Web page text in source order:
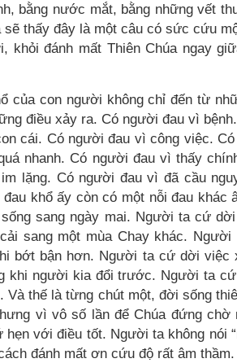
bằng nước mắt, bằng những vết
thấy đây là một câu có sức cứu
khỏi đánh mất Thiên Chúa ngay
của con người không chỉ đến từ
điều xảy ra. Có người đau vì
cái. Có người đau vì công việc.
nhanh. Có người đau vì thấy
lặng. Có người đau vì đã cầu
khổ ấy còn có một nỗi đau khác
sang ngày mai. Người ta cứ
sang một mùa Chay khác.
bớt bận hơn. Người ta cứ dời việc
khi người kia đổi trước. Người ta
thế là từng chút một, đời sống
vì vô số lần để Chúa đứng
với điều tốt. Người ta không nói
đánh mất ơn cứu độ rất âm thầm.